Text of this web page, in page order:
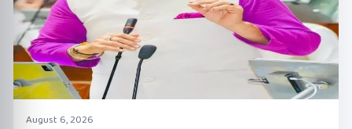
August 6, 2026